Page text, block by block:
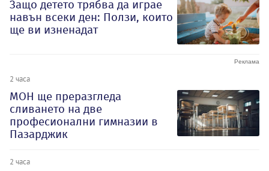
Защо детето трябва да играе
навън всеки ден: Ползи, които
ще ви изненадат
2 часа
МОН ще преразгледа
сливането на две
професионални гимназии в
Пазарджик
2 часа